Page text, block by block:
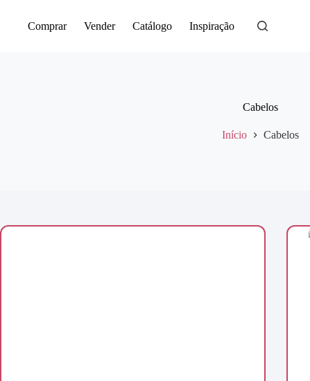
Comprar Vender Catálogo Inspiração
Cabelos
Início Cabelos